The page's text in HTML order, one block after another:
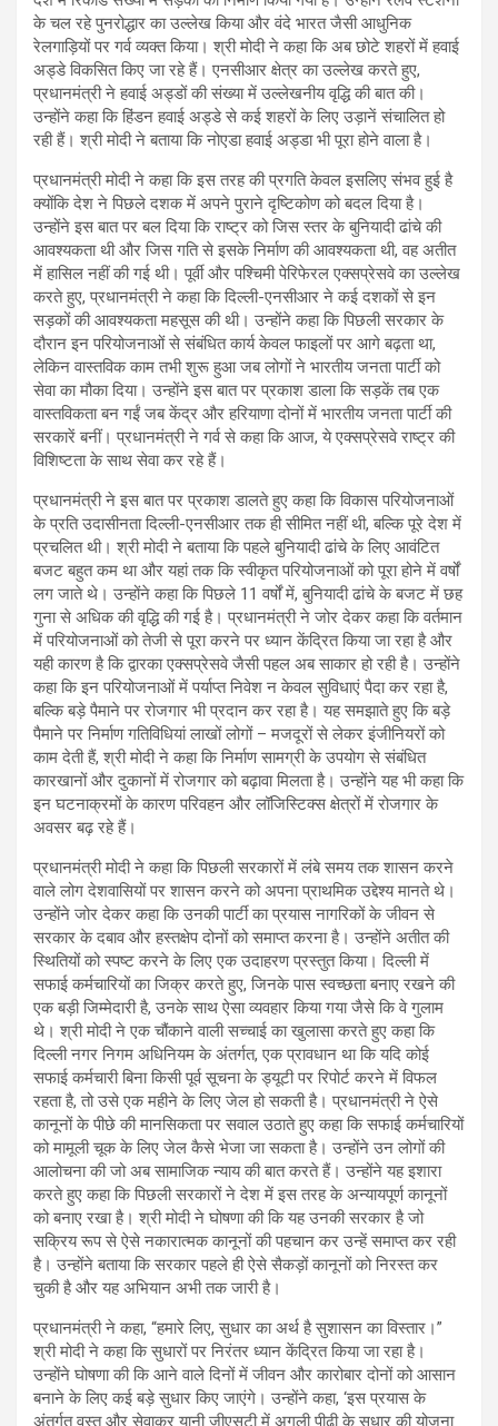
के चल रहे पुनरोद्धार का उल्लेख किया और वंदे भारत जैसी आधुनिक
रेलगाड़ियों पर गर्व व्यक्त किया। श्री मोदी ने कहा कि अब छोटे शहरों में हवाई
अड्डे विकसित किए जा रहे हैं। एनसीआर क्षेत्र का उल्लेख करते हुए,
प्रधानमंत्री ने हवाई अड्डों की संख्या में उल्लेखनीय वृद्धि की बात की।
उन्होंने कहा कि हिंडन हवाई अड्डे से कई शहरों के लिए उड़ानें संचालित हो
रही हैं। श्री मोदी ने बताया कि नोएडा हवाई अड्डा भी पूरा होने वाला है।
प्रधानमंत्री मोदी ने कहा कि इस तरह की प्रगति केवल इसलिए संभव हुई है
क्योंकि देश ने पिछले दशक में अपने पुराने दृष्टिकोण को बदल दिया है।
उन्होंने इस बात पर बल दिया कि राष्ट्र को जिस स्तर के बुनियादी ढांचे की
आवश्यकता थी और जिस गति से इसके निर्माण की आवश्यकता थी, वह अतीत
में हासिल नहीं की गई थी। पूर्वी और पश्चिमी पेरिफेरल एक्सप्रेसवे का उल्लेख
करते हुए, प्रधानमंत्री ने कहा कि दिल्ली-एनसीआर ने कई दशकों से इन
सड़कों की आवश्यकता महसूस की थी। उन्होंने कहा कि पिछली सरकार के
दौरान इन परियोजनाओं से संबंधित कार्य केवल फाइलों पर आगे बढ़ता था,
लेकिन वास्तविक काम तभी शुरू हुआ जब लोगों ने भारतीय जनता पार्टी को
सेवा का मौका दिया। उन्होंने इस बात पर प्रकाश डाला कि सड़कें तब एक
वास्तविकता बन गईं जब केंद्र और हरियाणा दोनों में भारतीय जनता पार्टी की
सरकारें बनीं। प्रधानमंत्री ने गर्व से कहा कि आज, ये एक्सप्रेसवे राष्ट्र की
विशिष्टता के साथ सेवा कर रहे हैं।
प्रधानमंत्री ने इस बात पर प्रकाश डालते हुए कहा कि विकास परियोजनाओं
के प्रति उदासीनता दिल्ली-एनसीआर तक ही सीमित नहीं थी, बल्कि पूरे देश में
प्रचलित थी। श्री मोदी ने बताया कि पहले बुनियादी ढांचे के लिए आवंटित
बजट बहुत कम था और यहां तक कि स्वीकृत परियोजनाओं को पूरा होने में वर्षों
लग जाते थे। उन्होंने कहा कि पिछले 11 वर्षों में, बुनियादी ढांचे के बजट में छह
गुना से अधिक की वृद्धि की गई है। प्रधानमंत्री ने जोर देकर कहा कि वर्तमान
में परियोजनाओं को तेजी से पूरा करने पर ध्यान केंद्रित किया जा रहा है और
यही कारण है कि द्वारका एक्सप्रेसवे जैसी पहल अब साकार हो रही है। उन्होंने
कहा कि इन परियोजनाओं में पर्याप्त निवेश न केवल सुविधाएं पैदा कर रहा है,
बल्कि बड़े पैमाने पर रोजगार भी प्रदान कर रहा है। यह समझाते हुए कि बड़े
पैमाने पर निर्माण गतिविधियां लाखों लोगों – मजदूरों से लेकर इंजीनियरों को
काम देती हैं, श्री मोदी ने कहा कि निर्माण सामग्री के उपयोग से संबंधित
कारखानों और दुकानों में रोजगार को बढ़ावा मिलता है। उन्होंने यह भी कहा कि
इन घटनाक्रमों के कारण परिवहन और लॉजिस्टिक्स क्षेत्रों में रोजगार के
अवसर बढ़ रहे हैं।
प्रधानमंत्री मोदी ने कहा कि पिछली सरकारों में लंबे समय तक शासन करने
वाले लोग देशवासियों पर शासन करने को अपना प्राथमिक उद्देश्य मानते थे।
उन्होंने जोर देकर कहा कि उनकी पार्टी का प्रयास नागरिकों के जीवन से
सरकार के दबाव और हस्तक्षेप दोनों को समाप्त करना है। उन्होंने अतीत की
स्थितियों को स्पष्ट करने के लिए एक उदाहरण प्रस्तुत किया। दिल्ली में
सफाई कर्मचारियों का जिक्र करते हुए, जिनके पास स्वच्छता बनाए रखने की
एक बड़ी जिम्मेदारी है, उनके साथ ऐसा व्यवहार किया गया जैसे कि वे गुलाम
थे। श्री मोदी ने एक चौंकाने वाली सच्चाई का खुलासा करते हुए कहा कि
दिल्ली नगर निगम अधिनियम के अंतर्गत, एक प्रावधान था कि यदि कोई
सफाई कर्मचारी बिना किसी पूर्व सूचना के ड्यूटी पर रिपोर्ट करने में विफल
रहता है, तो उसे एक महीने के लिए जेल हो सकती है। प्रधानमंत्री ने ऐसे
कानूनों के पीछे की मानसिकता पर सवाल उठाते हुए कहा कि सफाई कर्मचारियों
को मामूली चूक के लिए जेल कैसे भेजा जा सकता है। उन्होंने उन लोगों की
आलोचना की जो अब सामाजिक न्याय की बात करते हैं। उन्होंने यह इशारा
करते हुए कहा कि पिछली सरकारों ने देश में इस तरह के अन्यायपूर्ण कानूनों
को बनाए रखा है। श्री मोदी ने घोषणा की कि यह उनकी सरकार है जो
सक्रिय रूप से ऐसे नकारात्मक कानूनों की पहचान कर उन्हें समाप्त कर रही
है। उन्होंने बताया कि सरकार पहले ही ऐसे सैकड़ों कानूनों को निरस्त कर
चुकी है और यह अभियान अभी तक जारी है।
प्रधानमंत्री ने कहा, “हमारे लिए, सुधार का अर्थ है सुशासन का विस्तार।”
श्री मोदी ने कहा कि सुधारों पर निरंतर ध्यान केंद्रित किया जा रहा है।
उन्होंने घोषणा की कि आने वाले दिनों में जीवन और कारोबार दोनों को आसान
बनाने के लिए कई बड़े सुधार किए जाएंगे। उन्होंने कहा, ‘इस प्रयास के
अंतर्गत वस्तु और सेवाकर यानी जीएसटी में अगली पीढ़ी के सुधार की योजना